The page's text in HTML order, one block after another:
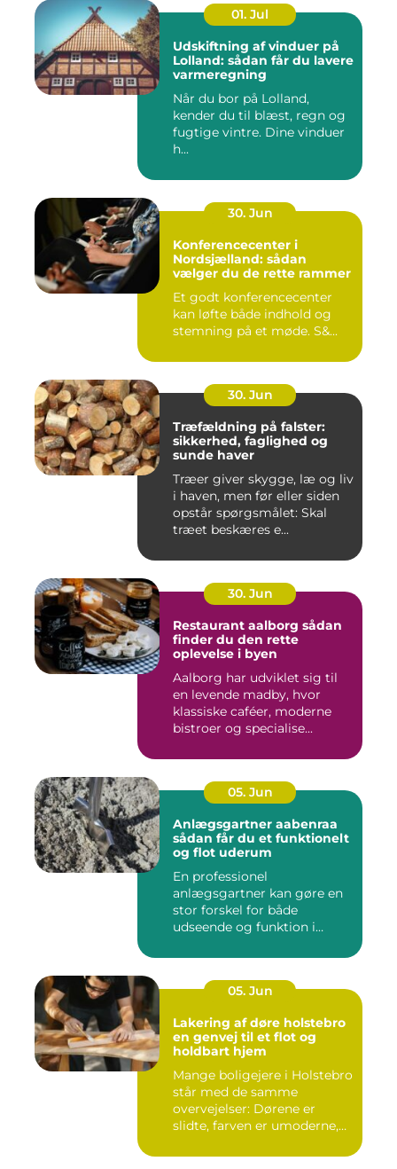
01. Jul
Udskiftning af vinduer på
Lolland: sådan får du lavere
varmeregning
Når du bor på Lolland,
kender du til blæst, regn og
fugtige vintre. Dine vinduer
h...
30. Jun
Konferencecenter i
Nordsjælland: sådan
vælger du de rette rammer
Et godt konferencecenter
kan løfte både indhold og
stemning på et møde. S&...
30. Jun
Træfældning på falster:
sikkerhed, faglighed og
sunde haver
Træer giver skygge, læ og liv
i haven, men før eller siden
opstår spørgsmålet: Skal
træet beskæres e...
30. Jun
Restaurant aalborg sådan
finder du den rette
oplevelse i byen
Aalborg har udviklet sig til
en levende madby, hvor
klassiske caféer, moderne
bistroer og specialise...
05. Jun
Anlægsgartner aabenraa
sådan får du et funktionelt
og flot uderum
En professionel
anlægsgartner kan gøre en
stor forskel for både
udseende og funktion i
05. Jun
Lakering af døre holstebro
en genvej til et flot og
holdbart hjem
Mange boligejere i Holstebro
står med de samme
overvejelser: Dørene er
slidte, farven er umoderne,